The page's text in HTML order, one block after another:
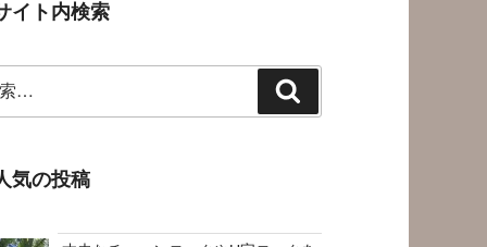
イト内検索
索
気の投稿